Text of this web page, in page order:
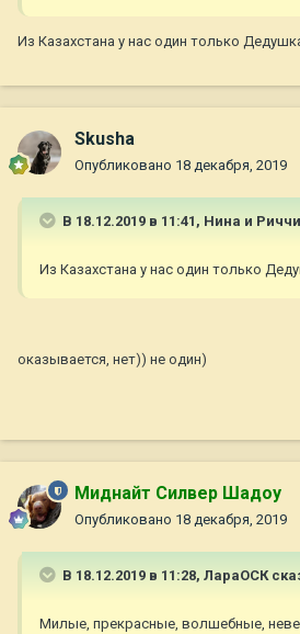
Из Казахстана у нас один только
Skusha
Опубликовано 18 декабря, 2019
В 18.12.2019 в 11:41, Нина и Риччи
Из Казахстана у нас один только
оказывается, нет)) не один)
Миднайт Силвер Шадоу
Опубликовано 18 декабря, 2019
В 18.12.2019 в 11:28, ЛараОСК
Милые, прекрасные, волшебные,